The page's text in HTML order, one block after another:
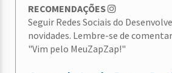
RECOMENDAÇÕES
Seguir Redes Sociais do
novidades. Lembre-se de
"Vim pelo MeuZapZap!"